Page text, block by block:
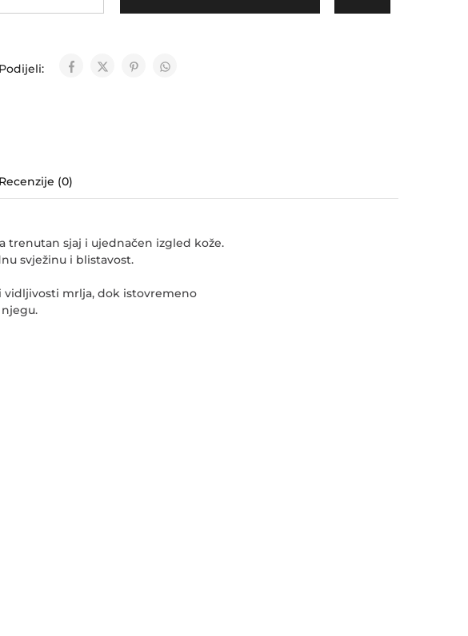
Podijeli:
Recenzije (0)
trenutan sjaj i ujednačen izgled kože.
svježinu i blistavost.
mrlja, dok istovremeno